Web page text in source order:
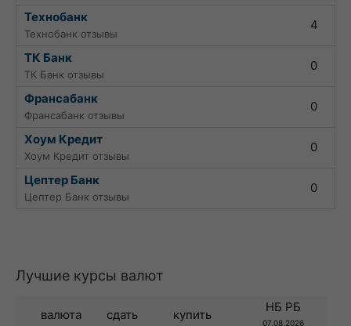
Технобанк
Технобанк отзывы
4
ТК Банк
ТК Банк отзывы
0
Франсабанк
Франсабанк отзывы
0
Хоум Кредит
Хоум Кредит отзывы
0
Цептер Банк
Цептер Банк отзывы
0
Лучшие курсы валют
валюта сдать купить
НБ РБ
07.08.2026